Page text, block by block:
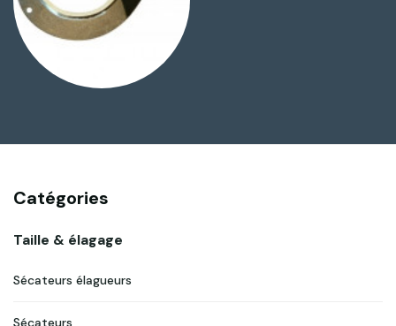
Catégories
Taille & élagage
Sécateurs élagueurs
Sécateurs